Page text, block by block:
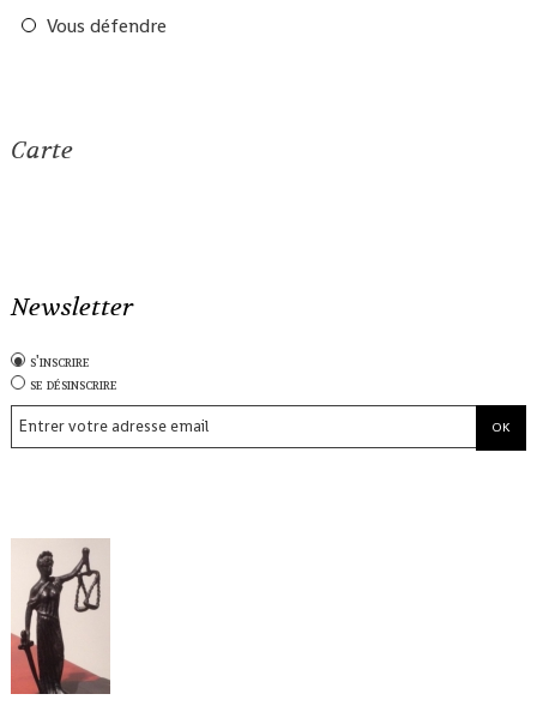
Vous défendre
Carte
Newsletter
s'inscrire
se désinscrire